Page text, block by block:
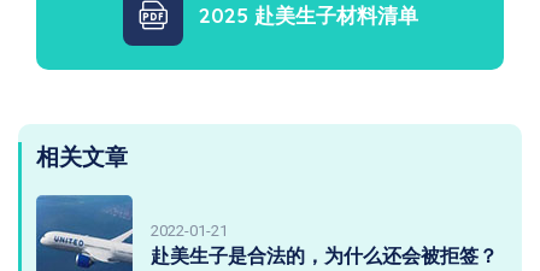
2025 赴美生子材料清单
相关文章
2022-01-21
赴美生子是合法的，为什么还会被拒签？